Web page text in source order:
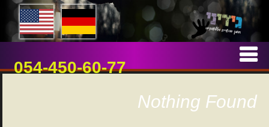
054-450-60-77
גידיני
אמן חושים וטלפתיה
Skip
to
content
Nothing Found